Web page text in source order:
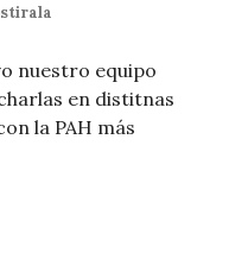
nuestro equipo
en distitnas
la PAH más